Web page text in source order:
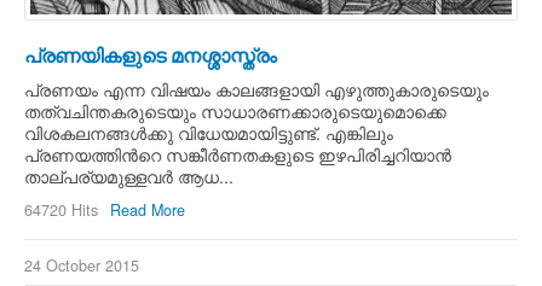
പ്രണയികളുടെ മനശ്ശാസ്ത്രം
പ്രണയം എന്ന വിഷയം കാലങ്ങളായി എഴുത്തുകാരുടെയും
തത്വചിന്തകരുടെയും സാധാരണക്കാരുടെയുമൊക്കെ
വിശകലനങ്ങള്‍ക്കു വിധേയമായിട്ടുണ്ട്. എങ്കിലും
പ്രണയത്തിന്‍റെ സങ്കീര്‍ണതകളുടെ ഇഴപിരിച്ചറിയാന്‍
താല്പര്യമുള്ളവര്‍ ആധ...
64720 Hits Read More
24 October 2015